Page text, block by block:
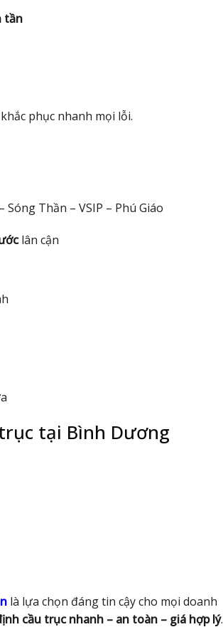
tần
phục nhanh mọi lỗi.
Thần – VSIP – Phú Giáo
lân cận
tại Bình Dương
là lựa chọn đáng tin cậy cho mọi doanh
cầu trục nhanh – an toàn – giá hợp lý.